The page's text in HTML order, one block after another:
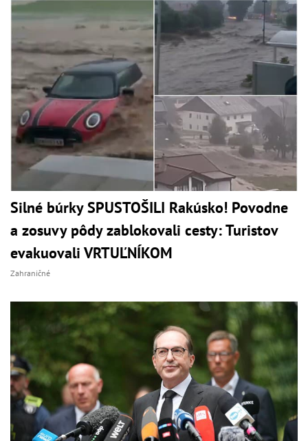
Silné búrky SPUSTOŠILI Rakúsko! Povodne
a zosuvy pôdy zablokovali cesty: Turistov
evakuovali VRTUĽNÍKOM
Zahraničné